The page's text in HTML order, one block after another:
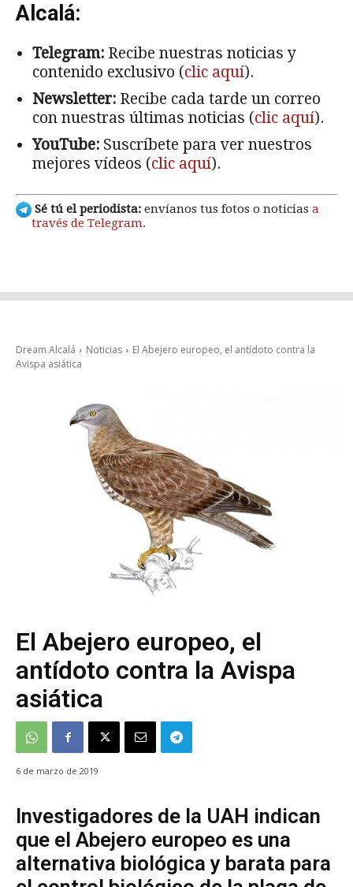
Alcalá:
Telegram: Recibe nuestras noticias y
contenido exclusivo (clic aquí).
Newsletter: Recibe cada tarde un correo
con nuestras últimas noticias (clic aquí).
YouTube: Suscríbete para ver nuestros
mejores vídeos (clic aquí).
Sé tú el periodista: envíanos tus fotos o noticias a
través de Telegram.